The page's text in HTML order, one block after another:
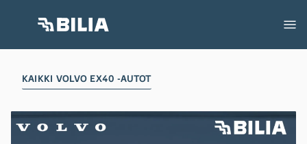
KAIKKI VOLVO EX40 -AUTOT